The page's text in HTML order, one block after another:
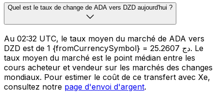
Quel est le taux de change de ADA vers DZD aujourd'hui ?
Au 02:32 UTC, le taux moyen du marché de ADA vers
DZD est de 1 {fromCurrencySymbol} = 25.2607 دج. Le
taux moyen du marché est le point médian entre les
cours acheteur et vendeur sur les marchés des changes
mondiaux. Pour estimer le coût de ce transfert avec Xe,
consultez notre page d'envoi d'argent.